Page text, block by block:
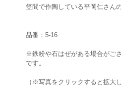
笠間で作陶している平岡仁さん
品番：5-16
※鉄粉や石はぜがある場合がご
です。
（※写真をクリックすると拡大